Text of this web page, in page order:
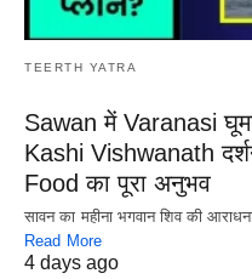
TEERTH YATRA
Sawan में Varanasi
Kashi Vishwanath
Food का पूरा अनुभव
सावन का महीना भगवान शिव की
Read More
4 days ago